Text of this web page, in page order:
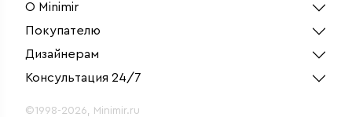
О Minimir
Покупателю
Дизайнерам
Консультация 24/7
©1998-2026, Minimir.ru